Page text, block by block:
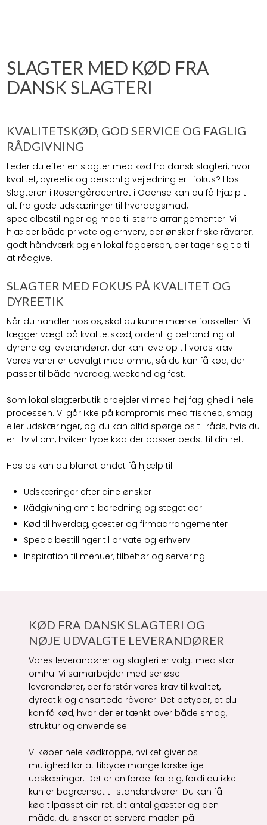
SLAGTER MED KØD FRA
DANSK SLAGTERI
KVALITETSKØD, GOD SERVICE OG FAGLIG
RÅDGIVNING
Leder du efter en slagter med kød fra dansk slagteri, hvor
kvalitet, dyreetik og personlig vejledning er i fokus? Hos
Slagteren i Rosengårdcentret i Odense kan du få hjælp til
alt fra gode udskæringer til hverdagsmad,
specialbestillinger og mad til større arrangementer. Vi
hjælper både private og erhverv, der ønsker friske råvarer,
godt håndværk og en lokal fagperson, der tager sig tid til
at rådgive.
SLAGTER MED FOKUS PÅ KVALITET OG
DYREETIK
Når du handler hos os, skal du kunne mærke forskellen. Vi
lægger vægt på kvalitetskød, ordentlig behandling af
dyrene og leverandører, der kan leve op til vores krav.
Vores varer er udvalgt med omhu, så du kan få kød, der
passer til både hverdag, weekend og fest.
Som lokal slagterbutik arbejder vi med høj faglighed i hele
processen. Vi går ikke på kompromis med friskhed, smag
eller udskæringer, og du kan altid spørge os til råds, hvis du
er i tvivl om, hvilken type kød der passer bedst til din ret.
Hos os kan du blandt andet få hjælp til:
Udskæringer efter dine ønsker
​Rådgivning om tilberedning og stegetider
​Kød til hverdag, gæster og firmaarrangementer
​Specialbestillinger til private og erhverv
​Inspiration til menuer, tilbehør og servering
KØD FRA DANSK SLAGTERI OG
NØJE UDVALGTE LEVERANDØRER
Vores leverandører og slagteri er valgt med stor
omhu. Vi samarbejder med seriøse
leverandører, der forstår vores krav til kvalitet,
dyreetik og ensartede råvarer. Det betyder, at du
kan få kød, hvor der er tænkt over både smag,
struktur og anvendelse.
Vi køber hele kødkroppe, hvilket giver os
mulighed for at tilbyde mange forskellige
udskæringer. Det er en fordel for dig, fordi du ikke
kun er begrænset til standardvarer. Du kan få
kød tilpasset din ret, dit antal gæster og den
måde, du ønsker at servere maden på.